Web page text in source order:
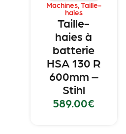
Machines,Taille-
haies
Taille-
haies à
batterie
HSA 130 R
600mm –
Stihl
589.00€